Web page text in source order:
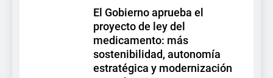
El Gobierno aprueba el
proyecto de ley del
medicamento: más
sostenibilidad, autonomía
estratégica y modernización